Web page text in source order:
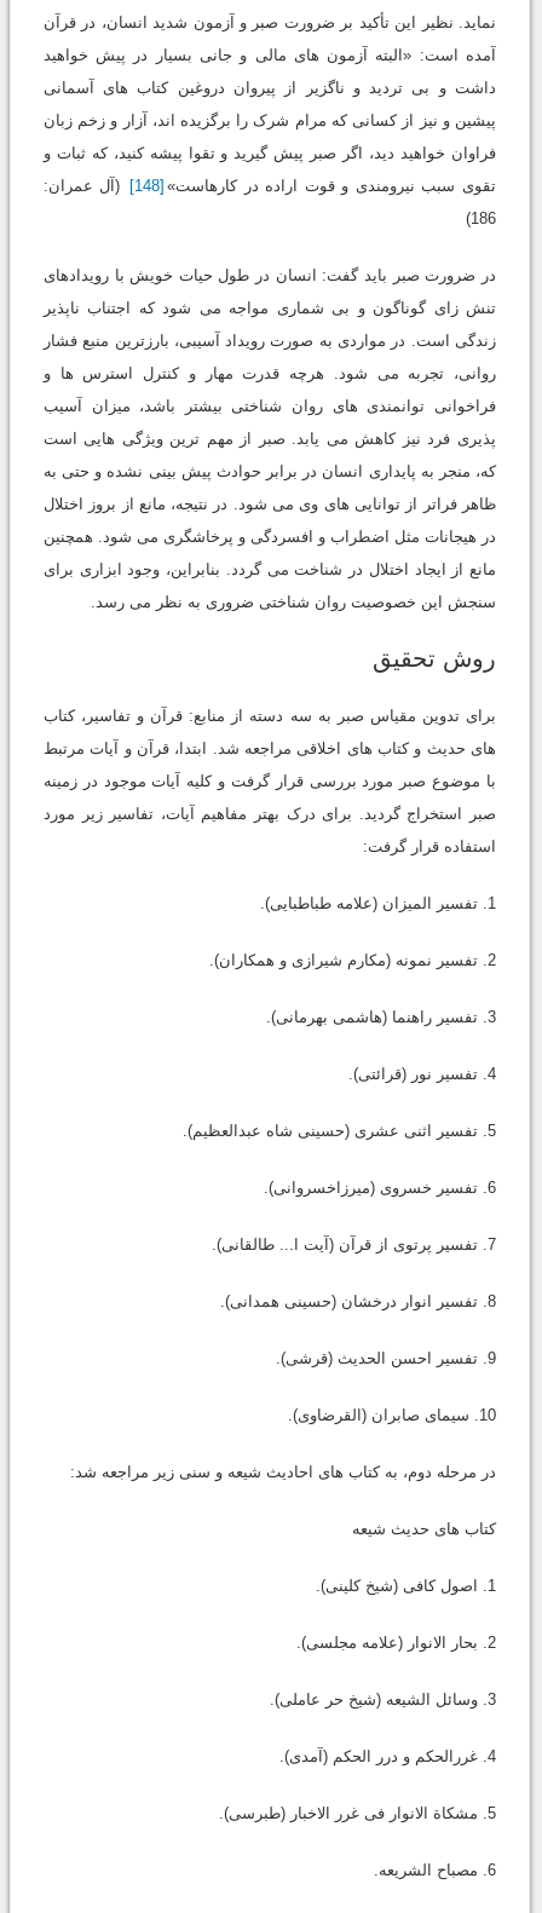
نماید. نظیر این تأکید بر ضرورت صبر و آزمون شدید انسان، در قرآن
آمده است: «البته آزمون های مالی و جانی بسیار در پیش خواهید
داشت و بی تردید و ناگزیر از پیروان دروغین کتاب های آسمانی
پیشین و نیز از کسانی که مرام شرک را برگزیده اند، آزار و زخم زبان
فراوان خواهید دید، اگر صبر پیش گیرید و تقوا پیشه کنید، که ثبات و
تقوی سبب نیرومندی و قوت اراده در کارهاست» [148]
(آل عمران:
186)
در ضرورت صبر باید گفت: انسان در طول حیات خویش با رویدادهای
تنش زای گوناگون و بی شماری مواجه می شود که اجتناب ناپذیر
زندگی است. در مواردی به صورت رویداد آسیبی، بارزترین منبع فشار
روانی، تجربه می شود. هرچه قدرت مهار و کنترل استرس ها و
فراخوانی توانمندی های روان شناختی بیشتر باشد، میزان آسیب
پذیری فرد نیز کاهش می یابد. صبر از مهم ترین ویژگی هایی است
که، منجر به پایداری انسان در برابر حوادث پیش بینی نشده و حتی به
ظاهر فراتر از توانایی های وی می شود. در نتیجه، مانع از بروز اختلال
در هیجانات مثل اضطراب و افسردگی و پرخاشگری می شود. همچنین
مانع از ایجاد اختلال در شناخت می گردد. بنابراین، وجود ابزاری برای
سنجش این خصوصیت روان شناختی ضروری به نظر می رسد.
روش تحقیق
برای تدوین مقیاس صبر به سه دسته از منابع: قرآن و تفاسیر، کتاب
های حدیث و کتاب های اخلاقی مراجعه شد. ابتدا، قرآن و آیات مرتبط
با موضوع صبر مورد بررسی قرار گرفت و کلیه آیات موجود در زمینه
صبر استخراج گردید. برای درک بهتر مفاهیم آیات، تفاسیر زیر مورد
استفاده قرار گرفت:
1. تفسیر المیزان (علامه طباطبایی).
2. تفسیر نمونه (مکارم شیرازی و همکاران).
3. تفسیر راهنما (هاشمی بهرمانی).
4. تفسیر نور (قرائتی).
5. تفسیر اثنی عشری (حسینی شاه عبدالعظیم).
6. تفسیر خسروی (میرزاخسروانی).
7. تفسیر پرتوی از قرآن (آیت ا... طالقانی).
8. تفسیر انوار درخشان (حسینی همدانی).
9. تفسیر احسن الحدیث (قرشی).
10. سیمای صابران (القرضاوی).
در مرحله دوم، به کتاب های احادیث شیعه و سنی زیر مراجعه شد:
کتاب های حدیث شیعه
1. اصول کافی (شیخ کلینی).
2. بحار الانوار (علامه مجلسی).
3. وسائل الشیعه (شیخ حر عاملی).
4. غررالحکم و درر الحکم (آمدی).
5. مشکاة الانوار فی غرر الاخبار (طبرسی).
6. مصباح الشریعه.